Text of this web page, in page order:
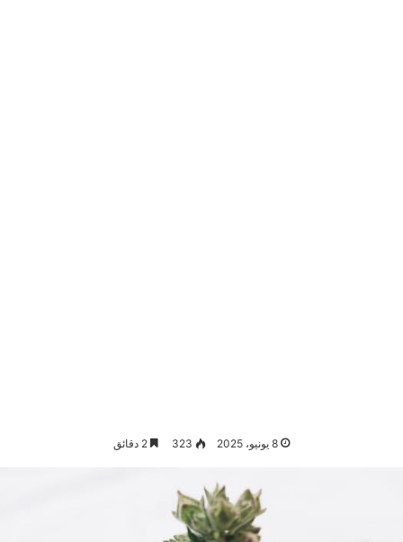
8 يونيو، 2025 323